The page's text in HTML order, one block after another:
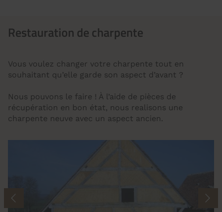
Restauration de charpente
Vous voulez changer votre charpente tout en
souhaitant qu’elle garde son aspect d’avant ?
Nous pouvons le faire ! À l’aide de pièces de
récupération en bon état, nous realisons une
charpente neuve avec un aspect ancien.